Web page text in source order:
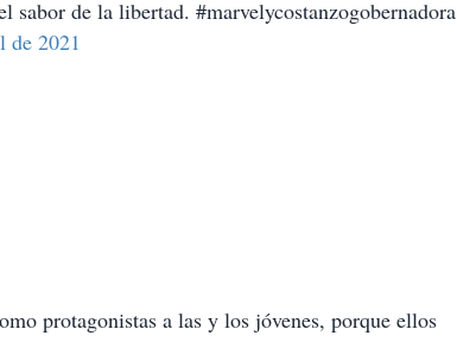
sabor de la libertad. #marvelycostanzogobernadora
de 2021
protagonistas a las y los jóvenes, porque ellos